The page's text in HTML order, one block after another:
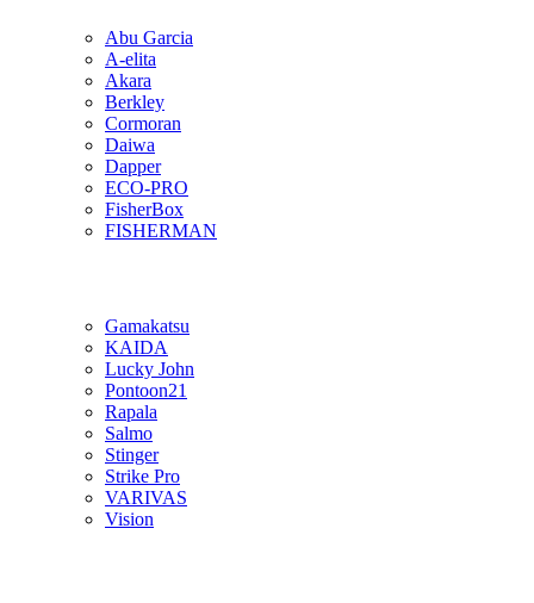
Abu Garcia
A-elita
Akara
Berkley
Cormoran
Daiwa
Dapper
ECO-PRO
FisherBox
FISHERMAN
Gamakatsu
KAIDA
Lucky John
Pontoon21
Rapala
Salmo
Stinger
Strike Pro
VARIVAS
Vision